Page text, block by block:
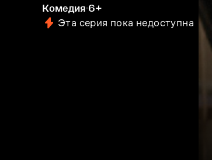
Комедия 6+
Эта серия пока недоступна